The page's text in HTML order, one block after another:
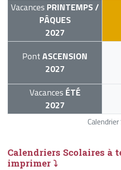
Vacances PRINTEMPS /
PÂQUES
2027
PontASCENSION
2027
Vacances ÉTÉ
2027
Calendriers Scolaires à
imprimer ⤵